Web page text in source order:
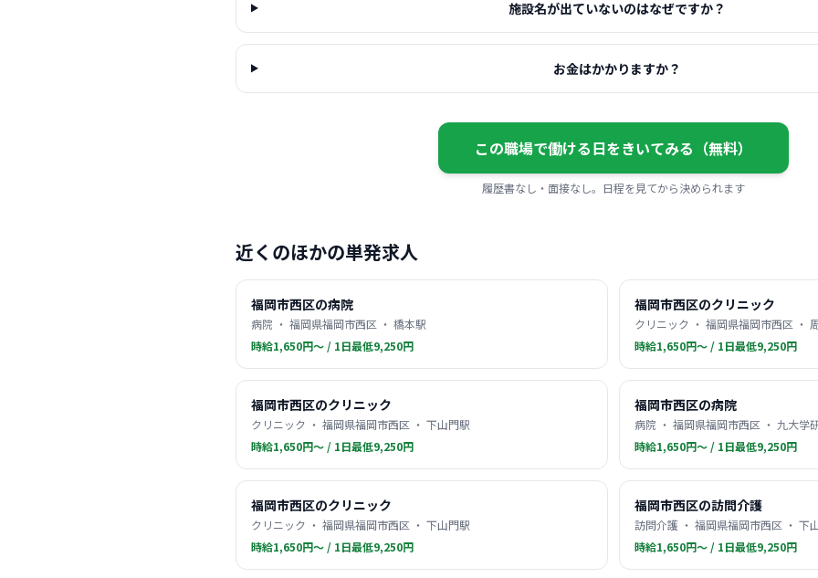
施設名が出ていないのはなぜですか？
お金はかかりますか？
この職場で働ける日をきいてみる（無料）
履歴書なし・面接なし。日程を見てから決められます
近くのほかの単発求人
福岡市西区の病院
病院 ・ 福岡県福岡市西区 ・ 橋本駅
時給1,650円〜 / 1日最低9,250円
福岡市西区のクリニック
クリニック ・ 福岡県福岡市西区 ・
時給1,650円〜 / 1日最低9,250円
福岡市西区のクリニック
クリニック ・ 福岡県福岡市西区 ・ 下山門駅
時給1,650円〜 / 1日最低9,250円
福岡市西区の病院
病院 ・ 福岡県福岡市西区 ・ 九大学
時給1,650円〜 / 1日最低9,250円
福岡市西区のクリニック
クリニック ・ 福岡県福岡市西区 ・ 下山門駅
時給1,650円〜 / 1日最低9,250円
福岡市西区の訪問介護
訪問介護 ・ 福岡県福岡市西区 ・ 下
時給1,650円〜 / 1日最低9,250円